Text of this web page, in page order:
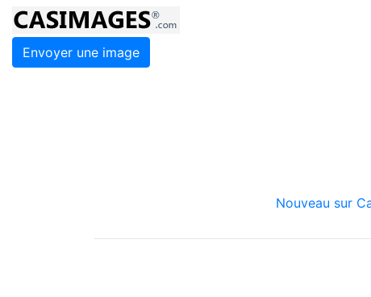
Envoyer une image
Nouveau sur